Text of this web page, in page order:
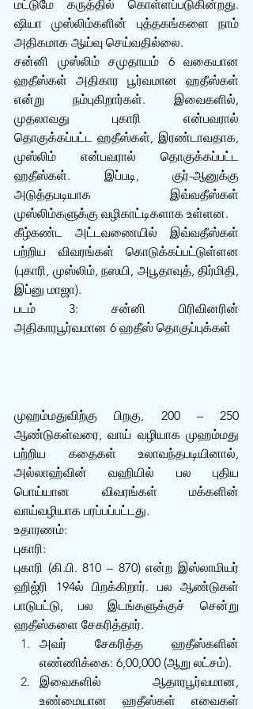
மட்டுமே கருத்தில் கொள்ளப்படுகின்றது.
ஷியா முஸ்லிம்களின் புத்தகங்களை நாம்
அதிகமாக ஆய்வு செய்வதில்லை.
சன்னி முஸ்லிம் சமுதாயம் 6 வகையான
ஹதீஸ்கள் அதிகார பூர்வமான ஹதீஸ்கள்
என்று நம்புகிறார்கள். இவைகளில்,
முதலாவது புகாரி என்பவரால்
தொகுக்கப்பட்ட ஹதீஸ்கள், இரண்டாவதாக,
முஸ்லிம் என்பவரால் தொகுக்கப்பட்ட
ஹதீஸ்கள். இப்படி, குர்-ஆனுக்கு
அடுத்தபடியாக இவ்வதீஸ்கள்
முஸ்லிம்களுக்கு வழிகாட்டிகளாக உள்ளன.
கீழ்கண்ட அட்டவணையில் இவ்வதீஸ்கள்
பற்றிய விவரங்கள் கொடுக்கப்பட்டுள்ளன
(புகாரி, முஸ்லிம், நஸயி, அபூதாவுத், திர்மிதி,
இப்னு மாஜா).
படம் 3: சன்னி பிரிவினரின்
அதிகாரபூர்வமான 6 ஹதீஸ் தொகுப்புக்கள்
முஹம்மதுவிற்கு பிறகு, 200 – 250
ஆண்டுகள்வரை, வாய் வழியாக முஹம்மது
பற்றிய கதைகள் உலாவந்தபடியினால்,
அல்லாஹ்வின் வஹியில் பல புதிய
பொய்யான விவரங்கள் மக்களின்
வாய்வழியாக பரப்பப்பட்டது.
உதாரணம்:
புகாரி:
புகாரி (கி.பி. 810 – 870) என்ற இஸ்லாமியர்
ஹிஜ்ரி 194ல் பிறக்கிறார். பல ஆண்டுகள்
பாடுபட்டு, பல இடங்களுக்குச் சென்று
ஹதீஸ்களை சேகரித்தார்.
அவர் சேகரித்த ஹதீஸ்களின்
எண்ணிக்கை: 6,00,000 (ஆறு லட்சம்).
இவைகளில் ஆதாரபூர்வமான,
உண்மையான ஹதீஸ்கள் எவைகள்